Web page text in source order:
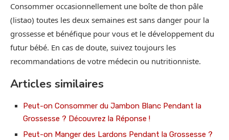
Consommer occasionnellement une boîte de thon pâle
(listao) toutes les deux semaines est sans danger pour la
grossesse et bénéfique pour vous et le développement du
futur bébé. En cas de doute, suivez toujours les
recommandations de votre médecin ou nutritionniste.
Articles similaires
Peut-on Consommer du Jambon Blanc Pendant la
Grossesse ? Découvrez la Réponse !
Peut-on Manger des Lardons Pendant la Grossesse ?